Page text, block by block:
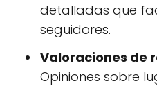
detalladas que
seguidores.
Valoraciones de
Opiniones sobre